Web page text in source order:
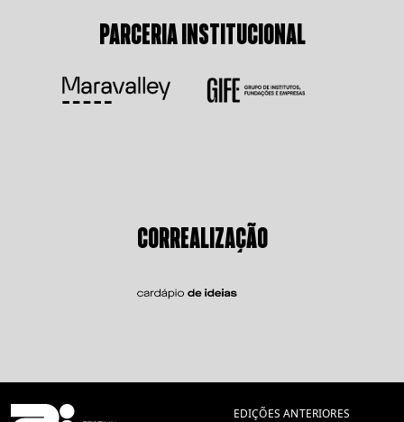
PARCERIA INSTITUCIONAL
CORREALIZAÇÃO
EDIÇÕES ANTERIORES